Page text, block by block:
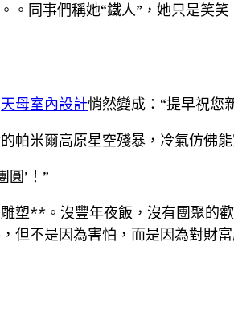
。同事們稱她“鐵人”，她只是笑
天母室內設計悄然變成：“提早祝您
帕米爾高原星空殘暴，冷氣仿佛能
圓’！”
塑**。沒豐年夜飯，沒有團聚的
但不是因為害怕，而是因為對財